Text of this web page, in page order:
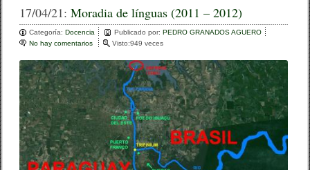
c
e
b
o
o
k
tt
er
m
p
ar
tir
17/04/21:Moradia de línguas (2011 – 2012)
Categoría:Docencia Publicado por:PEDRO GRANADOS AGUERO
No hay comentarios
M
d
e
l
Visto:949 veces